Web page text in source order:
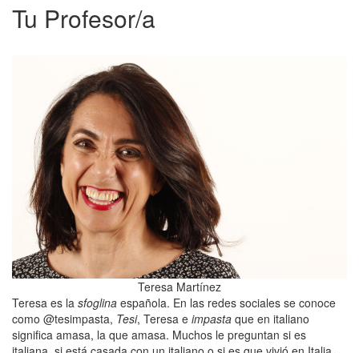
Tu Profesor/a
Teresa Martínez
Teresa es la sfoglina española. En las redes sociales se conoce
como @tesimpasta, Tesi, Teresa e impasta que en italiano
significa amasa, la que amasa. Muchos le preguntan si es